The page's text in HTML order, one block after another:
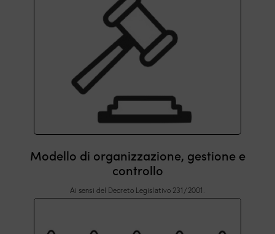
Modello di organizzazione, gestione e
controllo
Ai sensi del Decreto Legislativo 231/2001.